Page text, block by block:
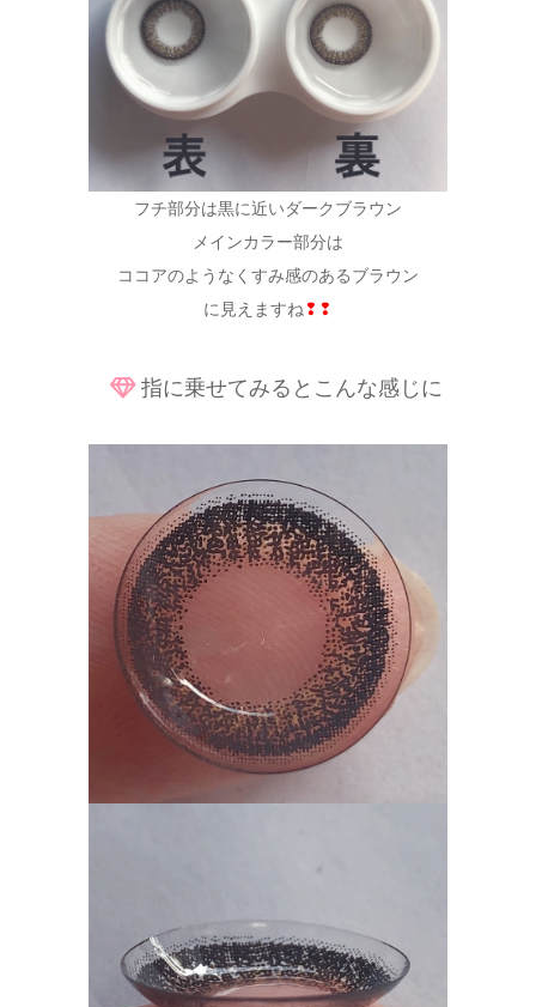
フチ部分は黒に近いダークブラウン
メインカラー部分は
ココアのようなくすみ感のあるブラウン
に見えますね❢❢
指に乗せてみるとこんな感じに